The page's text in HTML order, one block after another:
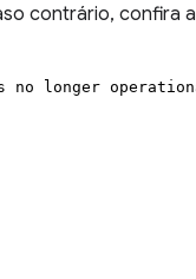
contrário, confira a